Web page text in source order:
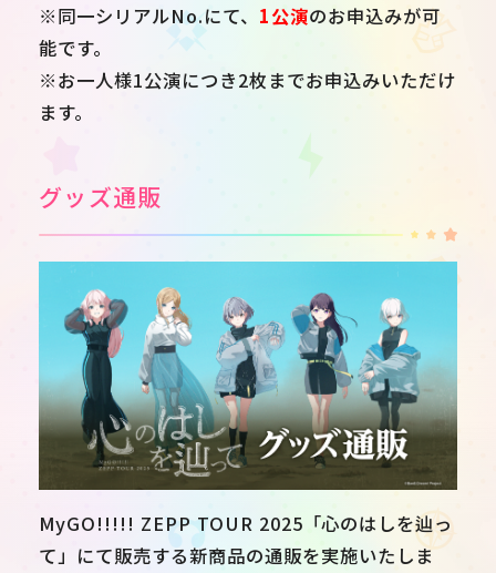
※同一シリアルNo.にて、 1公演のお申込みが可
能です。
※お一人様1公演につき2枚までお申込みいただけ
ます。
グッズ通販
MyGO!!!!! ZEPP TOUR 2025「心のはしを辿っ
て」にて販売する新商品の通販を実施いたしま